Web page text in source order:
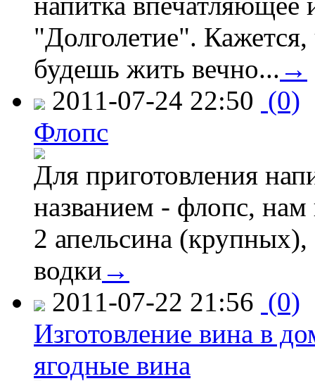
"Долголетие".
будешь жить вечно... →
2011-07-24 22:50 (0)
Флопс
Для приготовления
названием - флопс, нам
2 апельсина
водки →
2011-07-22 21:56 (0)
Изготовление вина в
ягодные вина